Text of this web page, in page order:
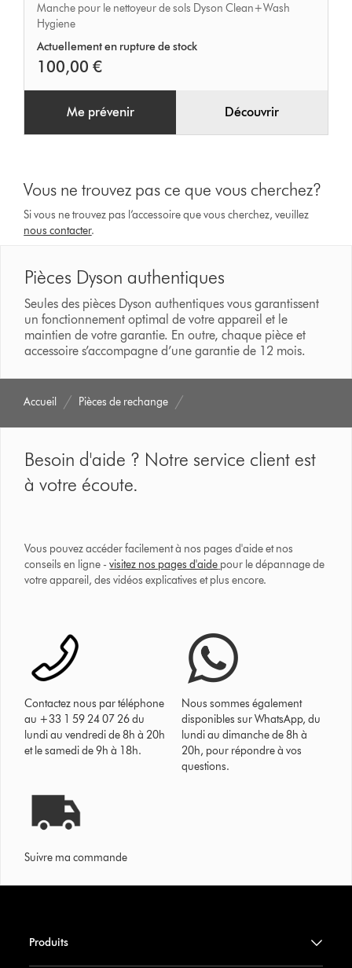
Manche pour le nettoyeur de sols Dyson Clean+Wash
Hygiene
Actuellement en rupture de stock
100,00 €
Me prévenir Découvrir
Vous ne trouvez pas ce que vous cherchez?
Si vous ne trouvez pas l’accessoire que vous cherchez, veuillez
nous contacter.
Pièces Dyson authentiques
Seules des pièces Dyson authentiques vous garantissent
un fonctionnement optimal de votre appareil et le
maintien de votre garantie. En outre, chaque pièce et
accessoire s’accompagne d’une garantie de 12 mois.
Accueil Pièces de rechange
Besoin d'aide ? Notre service client est
à votre écoute.
Vous pouvez accéder facilement à nos pages d'aide et nos
conseils en ligne -visitez nos pages d'aide pour le dépannage de
votre appareil, des vidéos explicatives et plus encore.
Contactez nous par téléphone
au +33 1 59 24 07 26 du
lundi au vendredi de 8h à 20h
et le samedi de 9h à 18h.
Nous sommes également
disponibles sur WhatsApp, du
lundi au dimanche de 8h à
20h, pour répondre à vos
questions.
Suivre ma commande
Produits